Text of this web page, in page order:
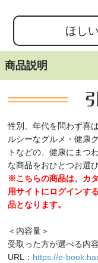
商品説明
性別、年代を問わず喜
ルシーなグルメ・健康
トなどの、健康にまつ
な商品をおひとつお選
※こちらの商品は、カ
用サイトにログインす
品となります。
＜内容量＞
受取った方が選べる内
URL： https://e-